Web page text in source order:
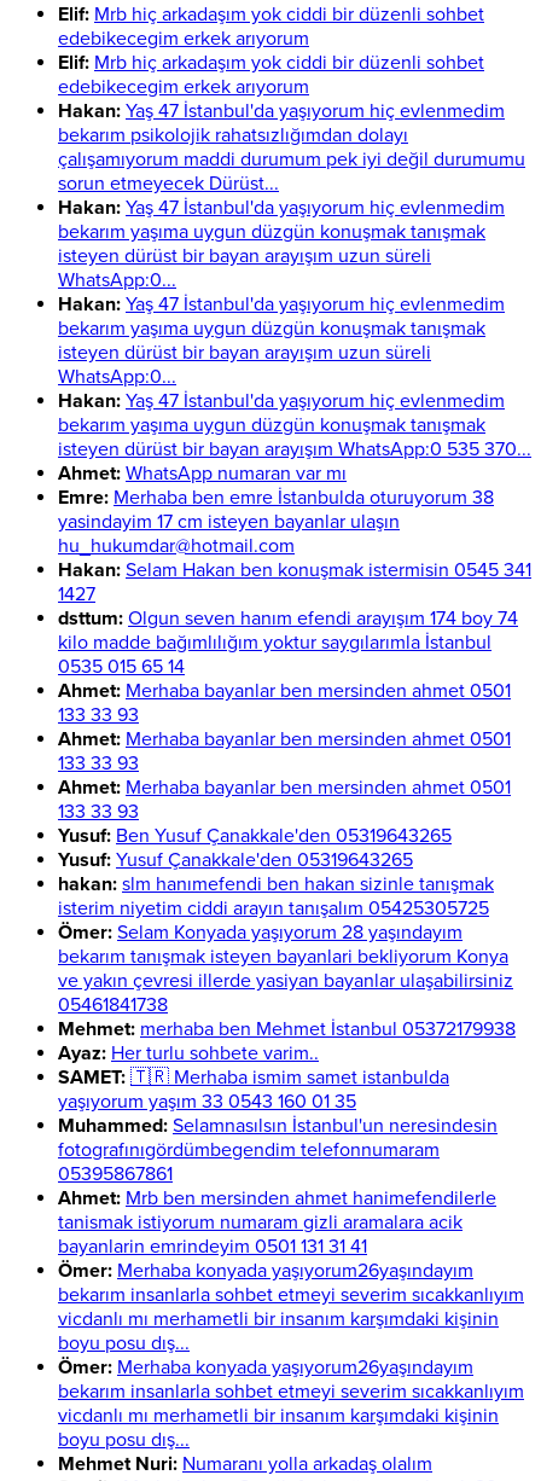
Elif: Mrb hiç arkadaşım yok ciddi bir düzenli sohbet
edebikecegim erkek arıyorum
Elif: Mrb hiç arkadaşım yok ciddi bir düzenli sohbet
edebikecegim erkek arıyorum
Hakan: Yaş 47 İstanbul'da yaşıyorum hiç evlenmedim
bekarım psikolojik rahatsızlığımdan dolayı
çalışamıyorum maddi durumum pek iyi değil durumumu
sorun etmeyecek Dürüst...
Hakan: Yaş 47 İstanbul'da yaşıyorum hiç evlenmedim
bekarım yaşıma uygun düzgün konuşmak tanışmak
isteyen dürüst bir bayan arayışım uzun süreli
WhatsApp:0...
Hakan: Yaş 47 İstanbul'da yaşıyorum hiç evlenmedim
bekarım yaşıma uygun düzgün konuşmak tanışmak
isteyen dürüst bir bayan arayışım uzun süreli
WhatsApp:0...
Hakan: Yaş 47 İstanbul'da yaşıyorum hiç evlenmedim
bekarım yaşıma uygun düzgün konuşmak tanışmak
isteyen dürüst bir bayan arayışım WhatsApp:0 535 370...
Ahmet: WhatsApp numaran var mı
Emre: Merhaba ben emre İstanbulda oturuyorum 38
yasindayim 17 cm isteyen bayanlar ulaşın
hu_hukumdar@hotmail.com
Hakan: Selam Hakan ben konuşmak istermisin 0545 341
1427
dsttum: Olgun seven hanım efendi arayışım 174 boy 74
kilo madde bağımlılığım yoktur saygılarımla İstanbul
0535 015 65 14
Ahmet: Merhaba bayanlar ben mersinden ahmet 0501
133 33 93
Ahmet: Merhaba bayanlar ben mersinden ahmet 0501
133 33 93
Ahmet: Merhaba bayanlar ben mersinden ahmet 0501
133 33 93
Yusuf: Ben Yusuf Çanakkale'den 05319643265
Yusuf: Yusuf Çanakkale'den 05319643265
hakan: slm hanımefendi ben hakan sizinle tanışmak
isterim niyetim ciddi arayın tanışalım 05425305725
Ömer: Selam Konyada yaşıyorum 28 yaşındayım
bekarım tanışmak isteyen bayanlari bekliyorum Konya
ve yakın çevresi illerde yasiyan bayanlar ulaşabilirsiniz
05461841738
Mehmet: merhaba ben Mehmet İstanbul 05372179938
Ayaz: Her turlu sohbete varim..
SAMET: 🇹🇷 Merhaba ismim samet istanbulda
yaşıyorum yaşım 33 0543 160 01 35
Muhammed: Selamnasılsın İstanbul'un neresindesin
fotografınıgördümbegendim telefonnumaram
05395867861
Ahmet: Mrb ben mersinden ahmet hanimefendilerle
tanismak istiyorum numaram gizli aramalara acik
bayanlarin emrindeyim 0501 131 31 41
Ömer: Merhaba konyada yaşıyorum26yaşındayım
bekarım insanlarla sohbet etmeyi severim sıcakkanlıyım
vicdanlı mı merhametli bir insanım karşımdaki kişinin
boyu posu dış...
Ömer: Merhaba konyada yaşıyorum26yaşındayım
bekarım insanlarla sohbet etmeyi severim sıcakkanlıyım
vicdanlı mı merhametli bir insanım karşımdaki kişinin
boyu posu dış...
Mehmet Nuri: Numaranı yolla arkadaş olalım